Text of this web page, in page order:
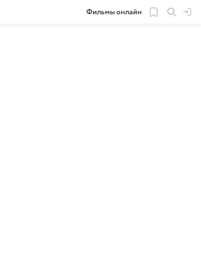
Фильмы онлайн